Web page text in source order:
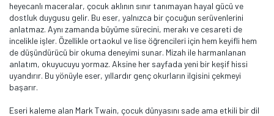
heyecanlı maceralar, çocuk aklının sınır tanımayan hayal gücü ve
dostluk duygusu gelir. Bu eser, yalnızca bir çocuğun serüvenlerini
anlatmaz. Aynı zamanda büyüme sürecini, merakı ve cesareti de
incelikle işler. Özellikle ortaokul ve lise öğrencileri için hem keyifli hem
de düşündürücü bir okuma deneyimi sunar. Mizah ile harmanlanan
anlatım, okuyucuyu yormaz. Aksine her sayfada yeni bir keşif hissi
uyandırır. Bu yönüyle eser, yıllardır genç okurların ilgisini çekmeyi
başarır.
Eseri kaleme alan Mark Twain, çocuk dünyasını sade ama etkili bir dil